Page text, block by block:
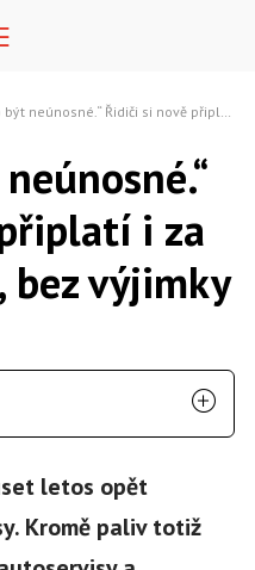
Řidiči si nově připlatí i za pojištění auta, bez výjimky
i za
výjimky
letos opět
Kromě paliv totiž